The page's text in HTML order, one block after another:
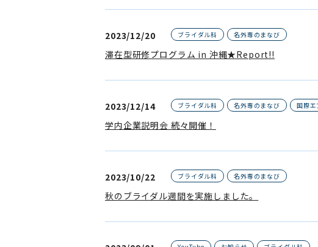
2023/12/20 ブライダル科 名外専のまなび
滞在型研修プログラム in 沖縄★Report!!
2023/12/14 ブライダル科 名外専のまなび 国際
学内企業説明会 続々開催！
2023/10/22 ブライダル科 名外専のまなび
秋のブライダル週間を実施しました。